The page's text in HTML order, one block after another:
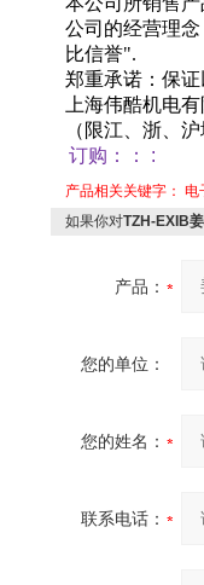
公司的经营理
比信誉".
郑重承诺：保
上海伟酷机电
（限江、浙、
订购：
： :
产品相关关键字： 电
如果你对TZH-EXIB
产品：
您的单位：
您的姓名：
联系电话：